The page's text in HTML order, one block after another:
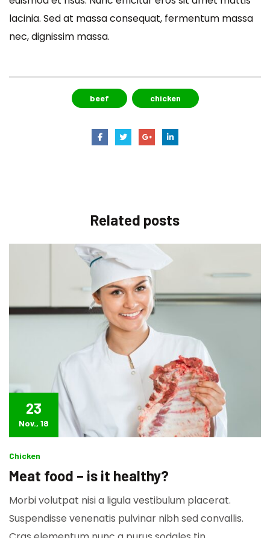
lacinia. Sed at massa consequat, fermentum massa
nec, dignissim massa.
beef chicken
Related posts
23
Nov., 18
Chicken
Meat food – is it healthy?
Morbi volutpat nisi a ligula vestibulum placerat.
Suspendisse venenatis pulvinar nibh sed convallis.